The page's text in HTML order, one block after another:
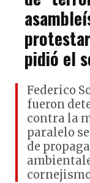
pidió el
Federico
fueron
contra la
paralelo
de